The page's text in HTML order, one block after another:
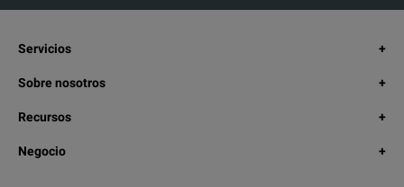
Servicios
Sobre nosotros
Recursos
Negocio